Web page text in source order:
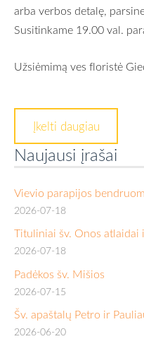
Naujausi įrašai
Vievio parapijos
2026-07-18
Tituliniai šv. Onos
2026-07-18
Padėkos šv. Mišios
2026-07-15
Šv. apaštalų Petro ir
2026-06-20
arba verbos detalę,
Susitinkame 19.00 val.
Užsiėmimą ves floristė
Įkelti daugiau